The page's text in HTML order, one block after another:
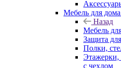
Мебель для дома
Назад
Мебель
Защита
Полки,
с чехлом